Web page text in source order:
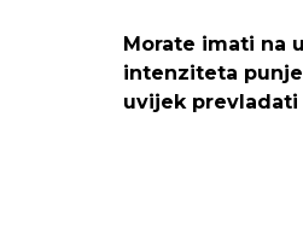
Morate imati na
intenziteta
uvijek prevladati